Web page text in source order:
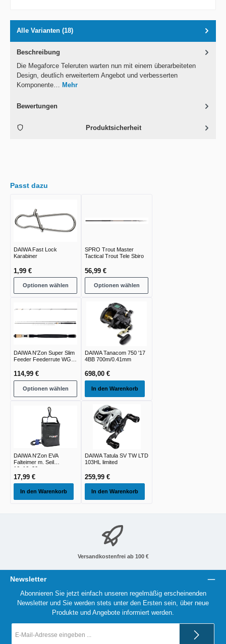
Alle Varianten (18)
Beschreibung
Die Megaforce Teleruten warten nun mit einem überarbeiteten
Design, deutlich erweitertem Angebot und verbesserten
Komponente… Mehr
Bewertungen
Produktsicherheit
Passt dazu
DAIWA Fast Lock
Karabiner
1,99 €
Optionen wählen
SPRO Trout Master
Tactical Trout Tele Sbiro
56,99 €
Optionen wählen
DAIWA N'Zon Super Slim
Feeder Feederrute WG
114,99 €
Optionen wählen
DAIWA Tanacom 750 '17
4BB 700m/0.41mm
698,00 €
In den Warenkorb
DAIWA N'Zon EVA
Falteimer m. Seil
16x16x20cm
17,99 €
In den Warenkorb
DAIWA Tatula SV TW LTD
103HL limited
259,99 €
In den Warenkorb
Versandkostenfrei ab 100 €
Newsletter
Abonnieren Sie jetzt einfach unseren regelmäßig erscheinenden
Newsletter und Sie werden stets unter den Ersten sein, über neue
Produkte und Angebote informiert werden.
Mail-